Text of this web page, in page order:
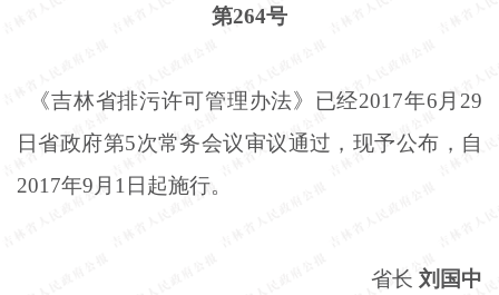
第264号
《吉林省排污许可管理办法》已经2017年6月29
日省政府第5次常务会议审议通过，现予公布，自
2017年9月1日起施行。
省长 刘国中